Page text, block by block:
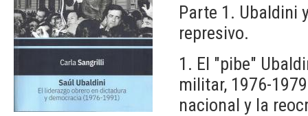
Parte 1. Ubaldini
represivo.
1. El "pibe"
militar, 1976-
nacional y la